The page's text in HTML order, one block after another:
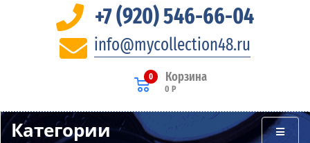
+7 (920) 546-66-04
info@mycollection48.ru
Корзина
0
0 Р
Категории